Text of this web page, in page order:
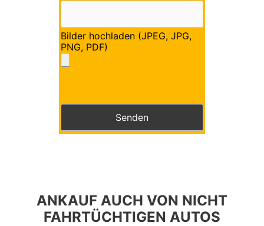
Bilder hochladen (JPEG, JPG,
PNG, PDF)
Bitte lasse dieses Feld leer.
ANKAUF AUCH VON NICHT
FAHRTÜCHTIGEN AUTOS